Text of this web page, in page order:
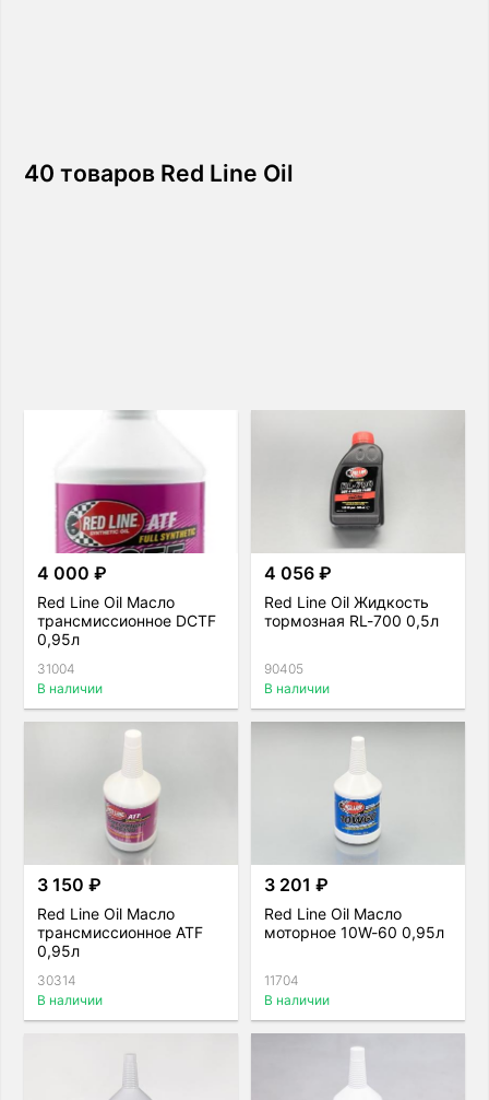
40 товаров Red Line Oil
4 000 ₽
Red Line Oil Масло
трансмиссионное DCTF
0,95л
31004
В наличии
4 056 ₽
Red Line Oil Жидкость
тормозная RL-700 0,5л
90405
В наличии
3 150 ₽
Red Line Oil Масло
трансмиссионное ATF
0,95л
30314
В наличии
3 201 ₽
Red Line Oil Масло
моторное 10W-60 0,95л
11704
В наличии